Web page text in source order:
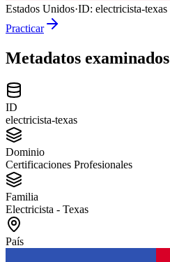
Estados Unidos·ID: electricista-texas
Practicar
Metadatos examinados
ID
electricista-texas
Dominio
Certificaciones Profesionales
Familia
Electricista - Texas
País